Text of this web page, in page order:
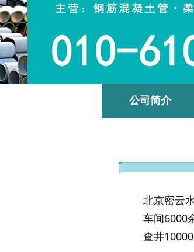
公司简介
北京密云
车间6000
查井10000